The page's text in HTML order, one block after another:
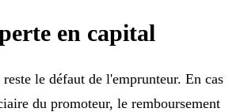
en capital
le défaut de l'emprunteur. En cas
du promoteur, le remboursement